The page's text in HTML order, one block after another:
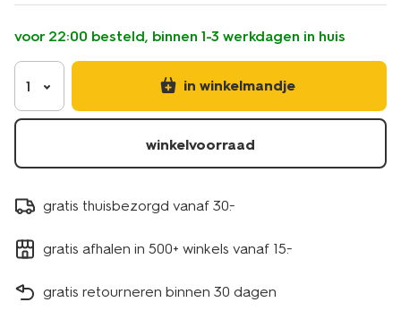
katoen-
golven-
5700245.html
voor 22:00 besteld, binnen 1-3 werkdagen in huis
1 in winkelmandje
winkelvoorraad
gratis thuisbezorgd vanaf 30.-
gratis afhalen in 500+ winkels vanaf 15.-
gratis retourneren binnen 30 dagen